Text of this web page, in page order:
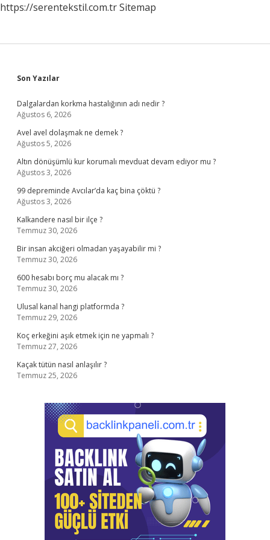
https://serentekstil.com.trSitemap
Sidebar
Son Yazılar
Dalgalardan korkma hastalığının adı nedir ?
Ağustos 6, 2026
Avel avel dolaşmak ne demek ?
Ağustos 5, 2026
Altın dönüşümlü kur korumalı mevduat devam ediyor mu ?
Ağustos 3, 2026
99 depreminde Avcılar’da kaç bina çöktü ?
Ağustos 3, 2026
Kalkandere nasıl bir ilçe ?
Temmuz 30, 2026
Bir insan akciğeri olmadan yaşayabilir mi ?
Temmuz 30, 2026
600 hesabı borç mu alacak mı ?
Temmuz 30, 2026
Ulusal kanal hangi platformda ?
Temmuz 29, 2026
Koç erkeğini aşık etmek için ne yapmalı ?
Temmuz 27, 2026
Kaçak tütün nasıl anlaşılır ?
Temmuz 25, 2026